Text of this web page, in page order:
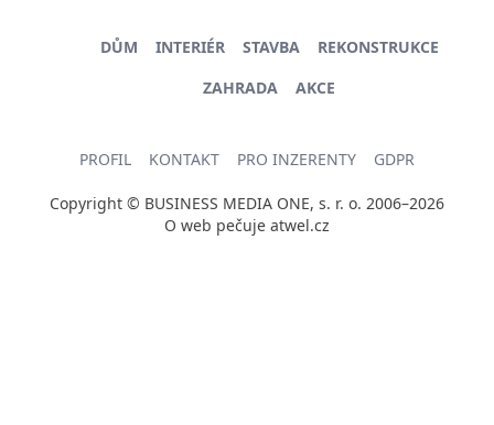
DŮM INTERIÉR STAVBA
REKONSTRUKCE
ZAHRADA
AKCE
PROFIL KONTAKT PRO INZERENTY GDPR
Copyright © BUSINESS MEDIA ONE, s. r. o. 2006–2026